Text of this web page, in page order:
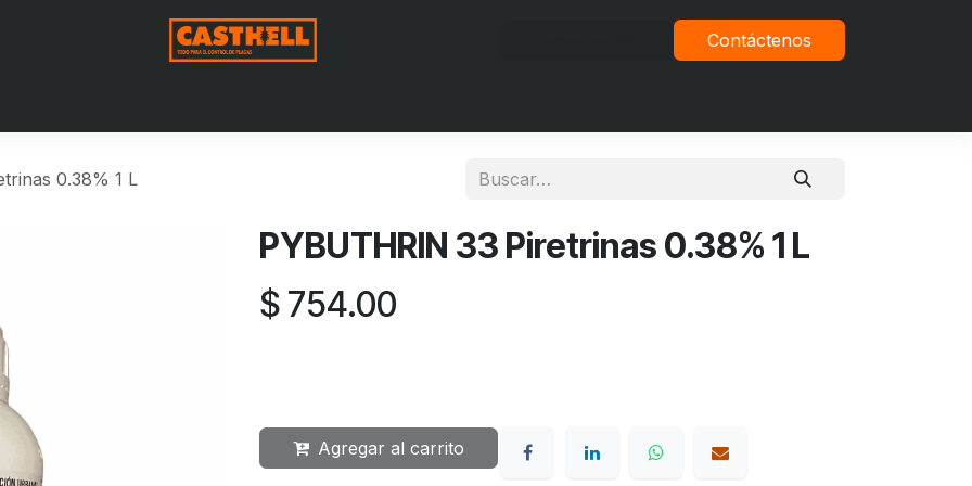
Contáctenos
0.38% 1 L
PYBUTHRIN 33 Piretrinas 0.38% 1 L
$ 754.00
Agregar al carrito